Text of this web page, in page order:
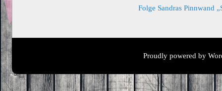
Folge Sandras Pinnwand
Proudly powered by